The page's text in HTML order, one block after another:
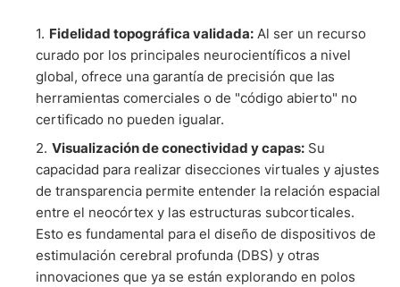
Fidelidad topográfica validada: Al ser un recurso
curado por los principales neurocientíficos a nivel
global, ofrece una garantía de precisión que las
herramientas comerciales o de "código abierto" no
certificado no pueden igualar.
Visualización de conectividad y capas: Su
capacidad para realizar disecciones virtuales y ajustes
de transparencia permite entender la relación espacial
entre el neocórtex y las estructuras subcorticales.
Esto es fundamental para el diseño de dispositivos de
estimulación cerebral profunda (DBS) y otras
innovaciones que ya se están explorando en polos